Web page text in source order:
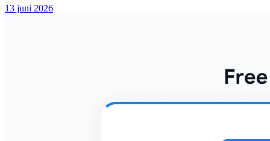
13 juni 2026